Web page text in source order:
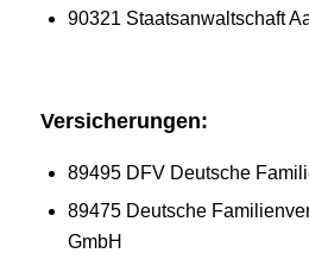
90321 Staatsanwaltschaft
Versicherungen:
89495 DFV Deutsche
89475 Deutsche
GmbH